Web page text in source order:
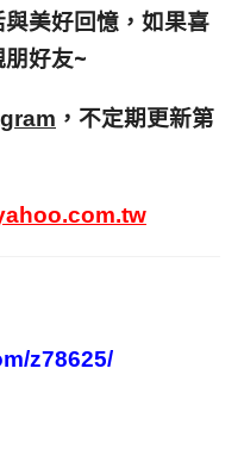
美好回憶， 如果喜
好友~
，不定期更新第
z78625/